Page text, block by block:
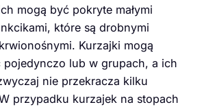
mogą być pokryte małymi
które są drobnymi
Kurzajki mogą
pojedynczo lub w grupach, a ich
nie przekracza kilku
przypadku kurzajek na stopach